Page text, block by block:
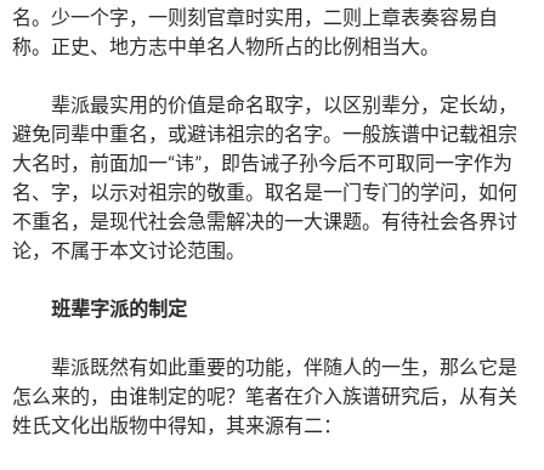
名。少一个字，一则刻官章时实用，二则上章表奏容易自
称。正史、地方志中单名人物所占的比例相当大。
辈派最实用的价值是命名取字，以区别辈分，定长幼，
避免同辈中重名，或避讳祖宗的名字。一般族谱中记载祖宗
大名时，前面加一“讳”，即告诫子孙今后不可取同一字作为
名、字，以示对祖宗的敬重。取名是一门专门的学问，如何
不重名，是现代社会急需解决的一大课题。有待社会各界讨
论，不属于本文讨论范围。
班辈字派的制定
辈派既然有如此重要的功能，伴随人的一生，那么它是
怎么来的，由谁制定的呢？笔者在介入族谱研究后，从有关
姓氏文化出版物中得知，其来源有二：